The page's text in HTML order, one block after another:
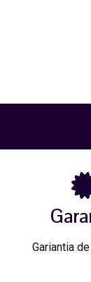
Gariantia